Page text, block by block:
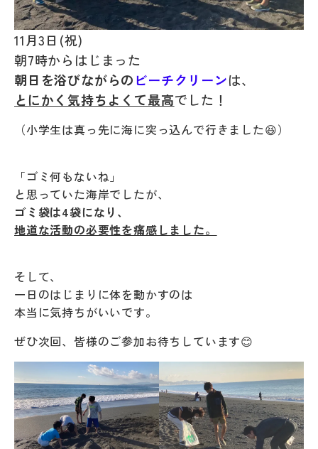
11月3日(祝)
朝7時からはじまった
朝日を浴びながらのビーチクリーンは、
とにかく気持ちよくて最高でした！
（小学生は真っ先に海に突っ込んで行きました😆）
「ゴミ何もないね」
と思っていた海岸でしたが、
ゴミ袋は4袋になり、
地道な活動の必要性を痛感しました。
そして、
一日のはじまりに体を動かすのは
本当に気持ちがいいです。
ぜひ次回、皆様のご参加お待ちしています😊